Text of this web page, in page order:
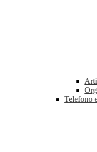
Telefono